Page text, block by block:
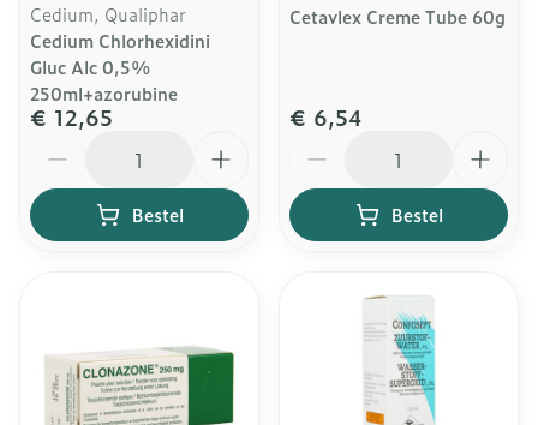
Cedium, Qualiphar
Cedium Chlorhexidini
Gluc Alc 0,5%
250ml+azorubine
€ 12,65
Bestel
Cetavlex Creme Tube 60g
€ 6,54
Bestel